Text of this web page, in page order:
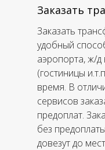
Заказать
удобный
аэропорта, ж/д
(гостиницы
время. В
сервисов
предоплат.
без
довезут до
Заказать